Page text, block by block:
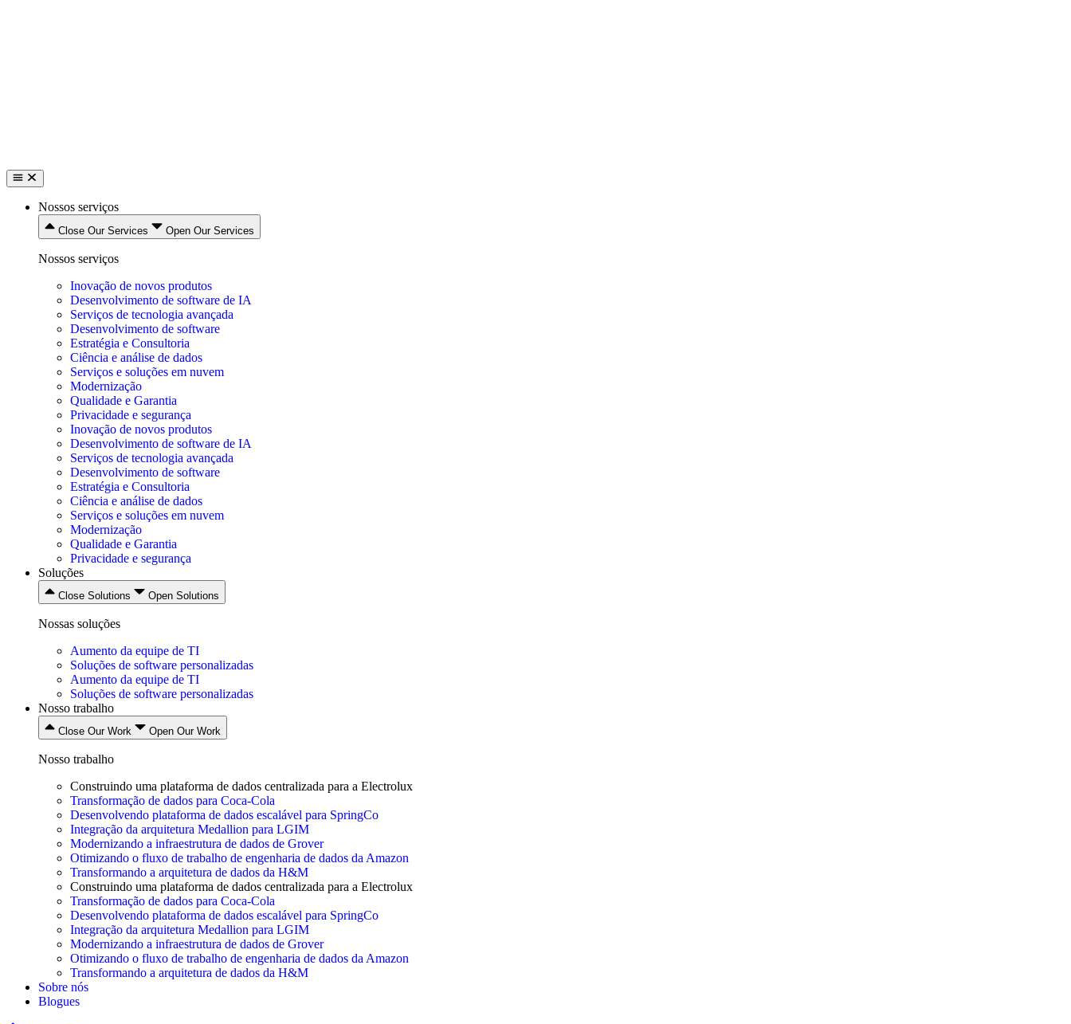
Nossos serviços
Close Our Services Open Our Services
Nossos serviços
Inovação de novos produtos
Desenvolvimento de software de IA
Serviços de tecnologia avançada
Desenvolvimento de software
Estratégia e Consultoria
Ciência e análise de dados
Serviços e soluções em nuvem
Modernização
Qualidade e Garantia
Privacidade e segurança
Inovação de novos produtos
Desenvolvimento de software de IA
Serviços de tecnologia avançada
Desenvolvimento de software
Estratégia e Consultoria
Ciência e análise de dados
Serviços e soluções em nuvem
Modernização
Qualidade e Garantia
Privacidade e segurança
Soluções
Close Solutions Open Solutions
Nossas soluções
Aumento da equipe de TI
Soluções de software personalizadas
Aumento da equipe de TI
Soluções de software personalizadas
Nosso trabalho
Close Our Work Open Our Work
Nosso trabalho
Construindo uma plataforma de dados centralizada para a Electrolux
Transformação de dados para Coca-Cola
Desenvolvendo plataforma de dados escalável para SpringCo
Integração da arquitetura Medallion para LGIM
Modernizando a infraestrutura de dados de Grover
Otimizando o fluxo de trabalho de engenharia de dados da Amazon
Transformando a arquitetura de dados da H&M
Construindo uma plataforma de dados centralizada para a Electrolux
Transformação de dados para Coca-Cola
Desenvolvendo plataforma de dados escalável para SpringCo
Integração da arquitetura Medallion para LGIM
Modernizando a infraestrutura de dados de Grover
Otimizando o fluxo de trabalho de engenharia de dados da Amazon
Transformando a arquitetura de dados da H&M
Sobre nós
Blogues